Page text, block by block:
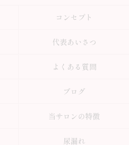
コンセプト
代表あいさつ
よくある質問
ブログ
当サロンの特徴
尿漏れ